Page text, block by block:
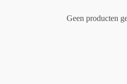
Geen producten